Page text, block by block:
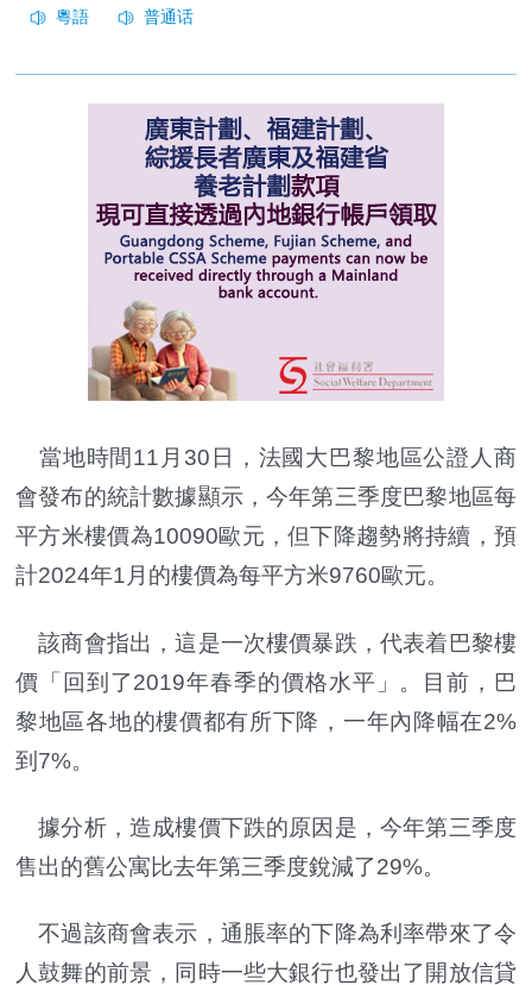
當地時間11月30日，法國大巴黎地區公證人商
會發布的統計數據顯示，今年第三季度巴黎地區每
平方米樓價為10090歐元，但下降趨勢將持續，預
計2024年1月的樓價為每平方米9760歐元。
該商會指出，這是一次樓價暴跌，代表着巴黎樓
價「回到了2019年春季的價格水平」。目前，巴
黎地區各地的樓價都有所下降，一年內降幅在2%
到7%。
據分析，造成樓價下跌的原因是，今年第三季度
售出的舊公寓比去年第三季度銳減了29%。
不過該商會表示，通脹率的下降為利率帶來了令
人鼓舞的前景，同時一些大銀行也發出了開放信貸